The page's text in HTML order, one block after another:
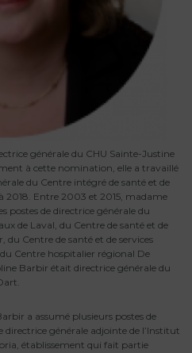
générale du CHU Sainte-Justine
à cette nomination, elle a travaillé
du Centre intégré de santé et de
2018. Entre 2003 et 2015, madame
postes de directrice générale du
de Laval, du Centre de santé et de
du Centre de santé et de services
Centre hospitalier régional De
Barbir était directrice générale du
a assumé plusieurs postes de
générale adjointe de l’Institut
établissement qui fait partie